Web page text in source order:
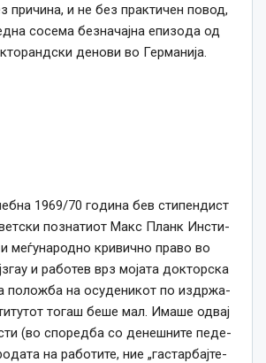
при­чи­на, и не без прак­ти­чен по­вод,
со­се­ма без­на­чај­на епи­зо­да од
де­но­ви во Гер­ма­ни­ја.
1969/70 го­ди­на бев сти­пен­дис­т
поз­на­ти­от Мак­с План­к Ин­сти­
ме­ѓу­на­род­но кри­вич­но пра­во во
и ра­бо­тев врз мо­ја­та док­тор­ска
по­лож­ба на осу­де­ни­кот по из­држа­
то­гаш бе­ше мал. Има­ше од­вај
(во спо­ред­ба со де­неш­ни­те пе­де­
на ра­бо­ти­те, ни­е „гас­тар­бај­те­